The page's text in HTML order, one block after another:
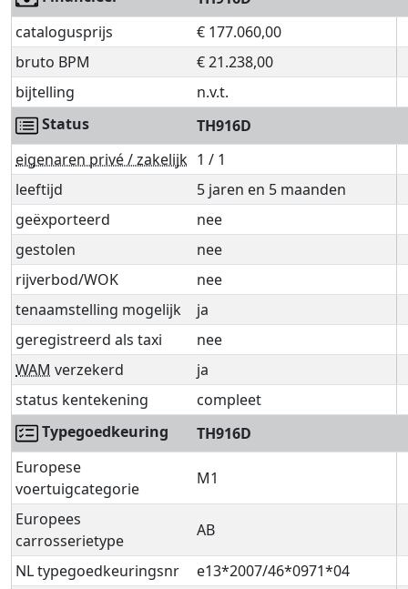
catalogusprijs
€ 177.060,00
bruto BPM
€ 21.238,00
bijtelling
n.v.t.
Status
TH916D
eigenaren privé / zakelijk 1 / 1
leeftijd
5 jaren en 5 maanden
geëxporteerd
nee
gestolen
nee
rijverbod/WOK
nee
tenaamstelling mogelijk
ja
geregistreerd als taxi
nee
WAM verzekerd
ja
status kentekening
compleet
Typegoedkeuring
TH916D
Europese
voertuigcategorie
M1
Europees
carrosserietype
AB
NL typegoedkeuringsnr
e13*2007/46*0971*04